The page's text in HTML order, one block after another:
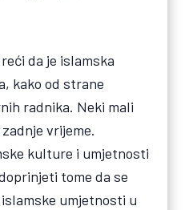
da je islamska
kako od strane
radnika. Neki mali
vrijeme.
kulture i umjetnosti
tome da se
umjetnosti u